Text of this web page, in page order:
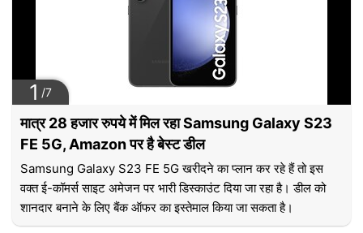
1 /7
मात्र 28 हजार रुपये में मिल रहा Samsung Galaxy S23
FE 5G, Amazon पर है बेस्ट डील
Samsung Galaxy S23 FE 5G खरीदने का प्लान कर रहे हैं तो इस
वक्त ई-कॉमर्स साइट अमेजन पर भारी डिस्काउंट दिया जा रहा है। डील को
शानदार बनाने के लिए बैंक ऑफर का इस्तेमाल किया जा सकता है।